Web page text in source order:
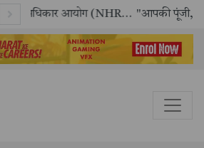
"आपकी पूंजी, आपका अधिकार" अभियान का भव्य शुभारंभ